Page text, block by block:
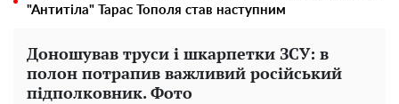
"Антитіла" Тарас Тополя став наступним
Доношував труси і шкарпетки ЗСУ: в
полон потрапив важливий російський
підполковник. Фото